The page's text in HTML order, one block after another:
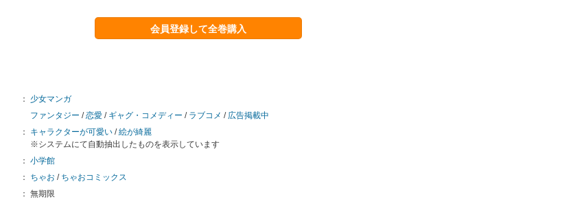
会員登録して全巻購入
：
少女マンガ
ファンタジー /恋愛 / ギャグ・コメディー / ラブコメ / 広告掲載中
： キャラクターが可愛い /絵が綺麗
※システムにて自動抽出したものを表示しています
： 小学館
： ちゃお / ちゃおコミックス
： 無期限